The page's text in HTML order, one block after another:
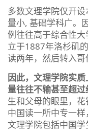
多数文理学院仅开
量小, 基础学科广。
例往往高于综合性
立于1887年洛杉矶
读两年，然后转入哥
因此，文理学院实
量往往不输甚至超过
生和父母的眼里，
中国读一所中专一
文理学院包括中国学